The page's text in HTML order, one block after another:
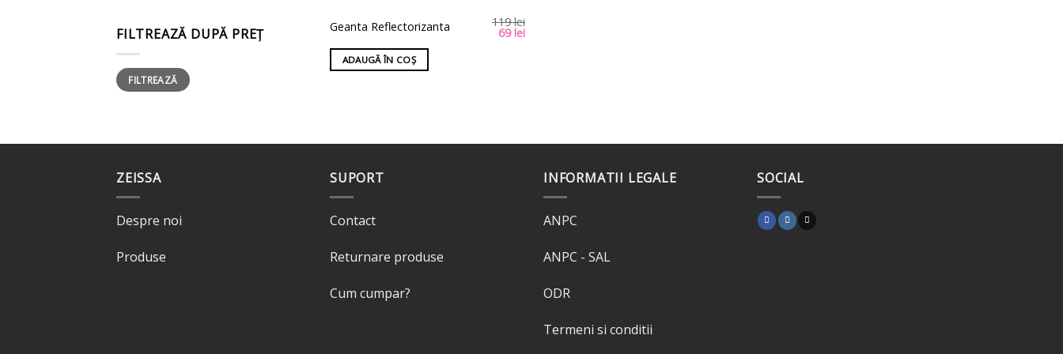
FILTREAZĂ DUPĂ PREȚ
Preț
minim
Preț
maxim
FILTREAZĂ
Geanta Reflectorizanta 119lei
Prețul
69leiPrețul
ADAUGĂ ÎN COȘ
ZEISSA
Despre noi
Produse
SUPORT
Contact
Returnare produse
Cum cumpar?
INFORMATII LEGALE
ANPC
ANPC - SAL
ODR
Termeni si conditii
SOCIAL